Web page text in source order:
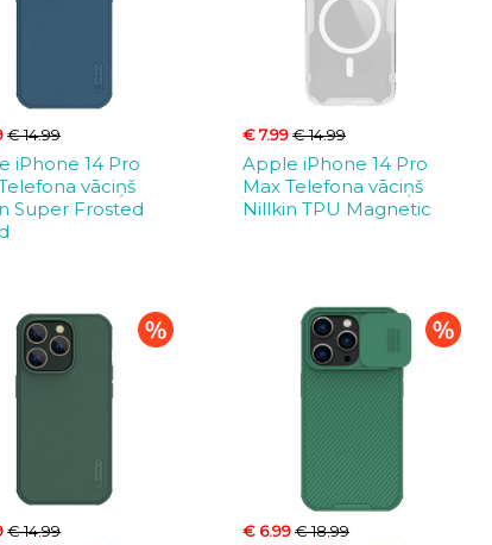
€ 14.99
iPhone 14 Pro
vāciņš
Super Frosted
€ 7.99€ 14.99
Apple iPhone 14 Pro
Max Telefona vāciņš
Nillkin TPU Magnetic
€ 14.99 € 6.99€ 18.99